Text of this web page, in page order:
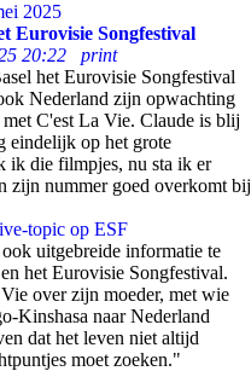
2025
Eurovisie Songfestival
20:22
print
het Eurovisie Songfestival
Nederland zijn opwachting
C'est La Vie. Claude is blij
eindelijk op het grote
ik die filmpjes, nu sta ik er
zijn nummer goed overkomt bij
topic op ESF
uitgebreide informatie te
en het Eurovisie Songfestival.
over zijn moeder, met wie
Kinshasa naar Nederland
dat het leven niet altijd
moet zoeken."